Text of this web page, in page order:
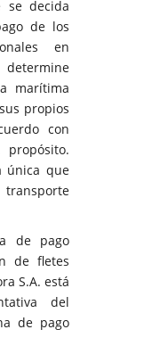
se decida
de los
en
marítima
propios
con
única que
de pago
de fletes
S.A. está
del
de pago